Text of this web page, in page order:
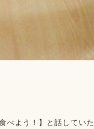
食べよう！】と話してい